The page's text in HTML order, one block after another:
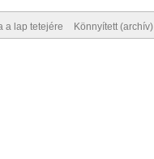
a lap tetejére Könnyített